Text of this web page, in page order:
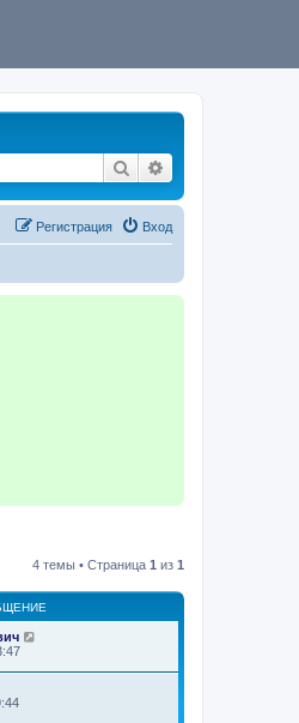
Поиск
Вход
Регистрация
4 темы • Страница 1 из 1